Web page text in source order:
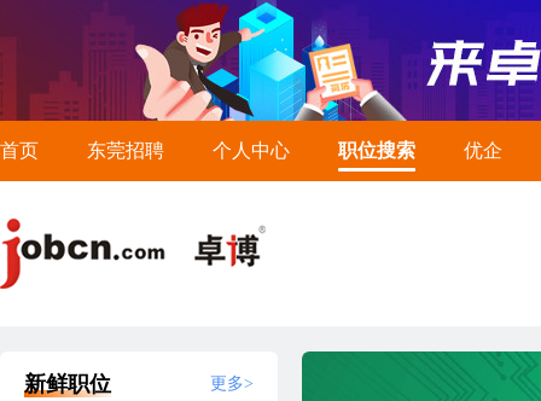
首页 东莞招聘 个人中心 职位搜索 优企
新鲜职位 更多>